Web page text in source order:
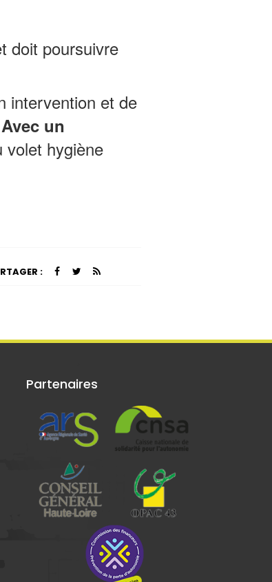
doit poursuivre
intervention et de
Avec un
hygiène
:
Partenaires